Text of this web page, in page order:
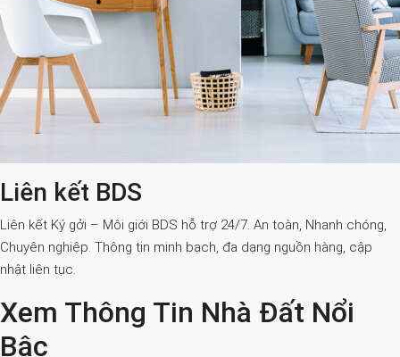
Liên kết BDS
Liên kết Ký gởi – Môi giới BDS hỗ trợ 24/7. An toàn, Nhanh chóng,
Chuyên nghiệp. Thông tin minh bạch, đa dạng nguồn hàng, cập
nhật liên tục.
Xem Thông Tin Nhà Đất Nổi
Bậc